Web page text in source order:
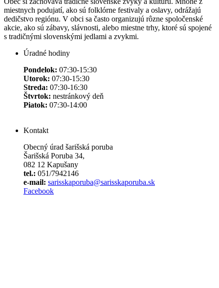
miestnych podujatí, ako sú folklórne festivaly a oslavy, odrážajú
dedičstvo regiónu. V obci sa často organizujú rôzne spoločenské
akcie, ako sú zábavy, slávnosti, alebo miestne trhy, ktoré sú spojené
s tradičnými slovenskými jedlami a zvykmi.
Úradné hodiny
Pondelok: 07:30-15:30
Utorok: 07:30-15:30
Streda: 07:30-16:30
Štvrtok: nestránkový deň
Piatok: 07:30-14:00
Kontakt
Obecný úrad šarišská poruba
Šarišská Poruba 34,
082 12 Kapušany
tel.: 051/7942146
e-mail: sarisskaporuba@sarisskaporuba.sk
Facebook